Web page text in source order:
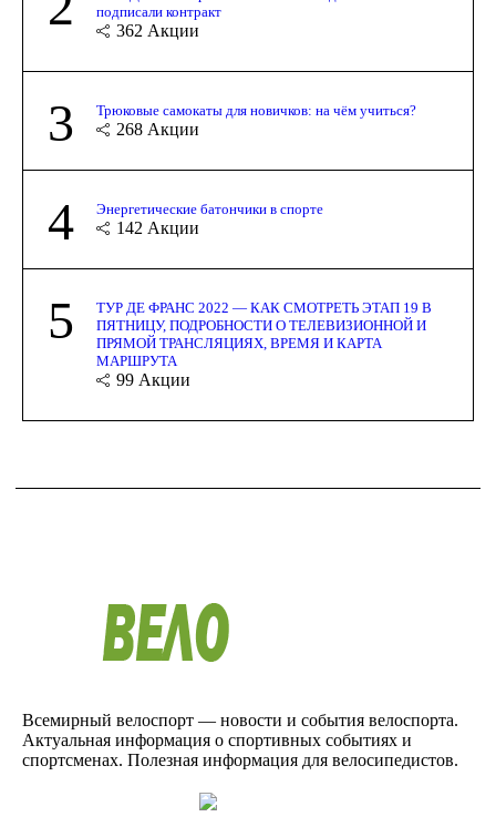
подписали контракт
362 Акции
3 Трюковые самокаты для новичков: на чём учиться?
268 Акции
4 Энергетические батончики в спорте
142 Акции
5
ТУР ДЕ ФРАНС 2022 — КАК СМОТРЕТЬ ЭТАП 19 В
ПЯТНИЦУ, ПОДРОБНОСТИ О ТЕЛЕВИЗИОННОЙ И
ПРЯМОЙ ТРАНСЛЯЦИЯХ, ВРЕМЯ И КАРТА
МАРШРУТА
99 Акции
Всемирный велоспорт — новости и события велоспорта.
Актуальная информация о спортивных событиях и
спортсменах. Полезная информация для велосипедистов.